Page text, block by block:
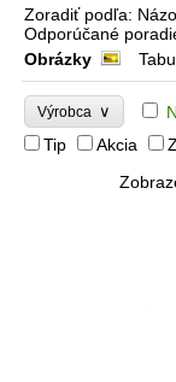
Zoradiť podľa:
Odporúčané
Obrázky
Výrobca ∨
Tip
Akcia